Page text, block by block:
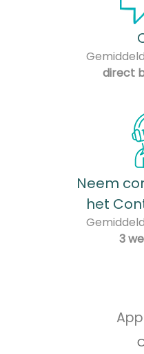
direct
Neem
het
3